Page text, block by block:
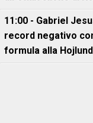
11:00 - Gabriel
record negativo
formula alla Hojlund